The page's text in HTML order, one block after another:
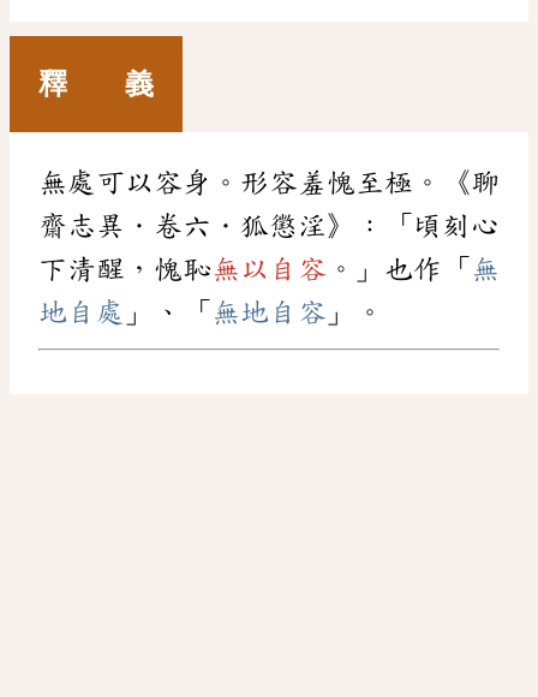
釋 義
無處可以容身。形容羞愧至極。《聊
齋志異．卷六．狐懲淫》：「頃刻心
下清醒，愧恥無以自容 。」也作「 無
地自處 」、「 無地自容 」。